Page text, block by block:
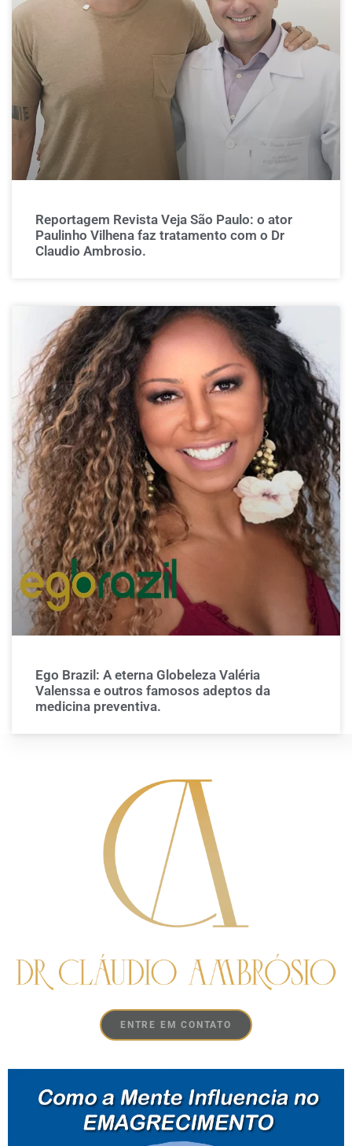
Reportagem Revista Veja São Paulo: o ator
Paulinho Vilhena faz tratamento com o Dr
Claudio Ambrosio.
Ego Brazil: A eterna Globeleza Valéria
Valenssa e outros famosos adeptos da
medicina preventiva.
ENTRE EM CONTATO